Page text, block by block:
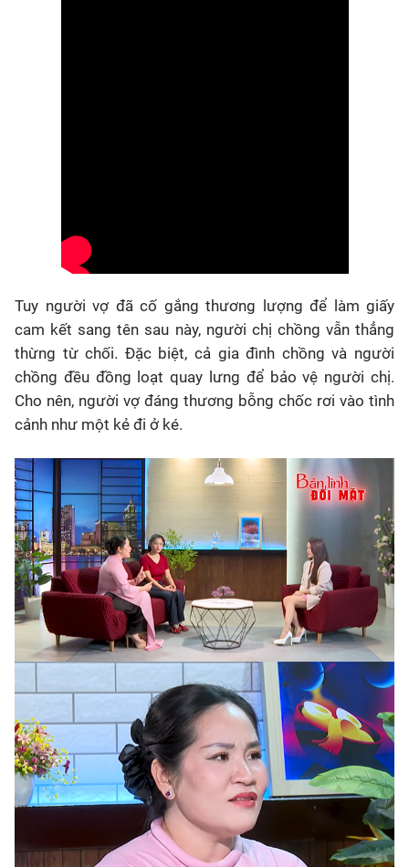
Tuy người vợ đã cố gắng thương lượng để làm giấy
cam kết sang tên sau này, người chị chồng vẫn thẳng
thừng từ chối. Đặc biệt, cả gia đình chồng và người
chồng đều đồng loạt quay lưng để bảo vệ người chị.
Cho nên, người vợ đáng thương bỗng chốc rơi vào tình
cảnh như một kẻ đi ở ké.